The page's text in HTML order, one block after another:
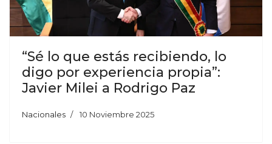
“Sé lo que estás recibiendo, lo
digo por experiencia propia”:
Javier Milei a Rodrigo Paz
Nacionales 10 Noviembre 2025